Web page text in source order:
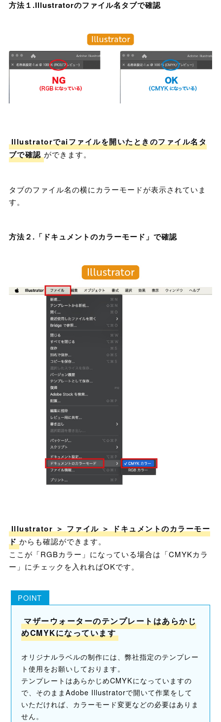
方法１.Illustratorのファイル名タブで確認
Illustratorでaiファイルを開いたときのファイル名タ
ブで確認 ができます。
タブのファイル名の横にカラーモードが表示されていま
す。
方法２.「ドキュメントのカラーモード」で確認
Illustrator ＞ ファイル ＞ ドキュメントのカラーモー
ド からも確認ができます。
ここが「RGBカラー」になっている場合は「CMYKカラ
ー」にチェックを入れればOKです。
マザーウォーターのテンプレートはあらかじ
めCMYKになっています
オリジナルラベルの制作には、弊社指定のテンプレー
ト使用をお願いしております。
テンプレートはあらかじめCMYKになっていますの
で、そのままAdobe Illustratorで開いて作業をして
いただければ、カラーモード変更などの必要はありま
せん。